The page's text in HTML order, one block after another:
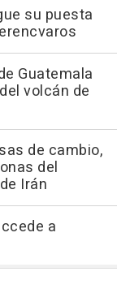
su puesta
Guatemala
volcán de
de cambio,
del
Irán
a